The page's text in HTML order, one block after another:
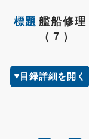
標題 艦船修理
（７）
目録詳細を開く